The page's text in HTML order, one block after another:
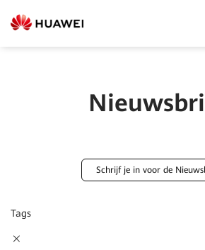
Schrijf je in voor de
Tags